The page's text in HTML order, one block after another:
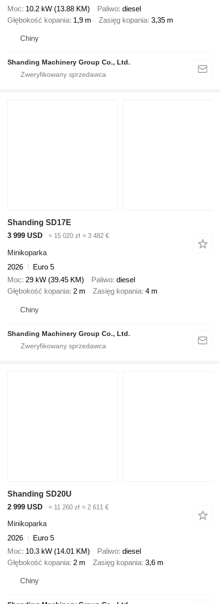
Moc 10.2 kW (13.88 KM) Paliwo diesel
Głębokość kopania 1,9 m Zasięg kopania 3,35 m
Chiny
Shanding Machinery Group Co., Ltd.
Shanding SD17E
3 999 USD
≈ 15 020 zł ≈ 3 482 €
Minikoparka
2026
Euro 5
Moc 29 kW (39.45 KM) Paliwo diesel
Głębokość kopania 2 m Zasięg kopania 4 m
Chiny
Shanding Machinery Group Co., Ltd.
Shanding SD20U
2 999 USD
≈ 11 260 zł ≈ 2 611 €
Minikoparka
2026
Euro 5
Moc 10.3 kW (14.01 KM) Paliwo diesel
Głębokość kopania 2 m Zasięg kopania 3,6 m
Chiny